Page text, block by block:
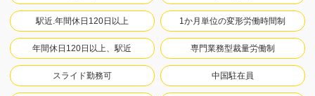
駅近.年間休日120日以上 1か月単位の変形労働時間制
年間休日120日以上、駅近 専門業務型裁量労働制
スライド勤務可 中国駐在員